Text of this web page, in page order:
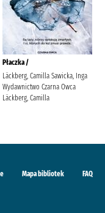
Płaczka /
Läckberg, Camilla Sawicka, Inga
Wydawnictwo Czarna Owca
Läckberg, Camilla
Mapa bibliotek FAQ